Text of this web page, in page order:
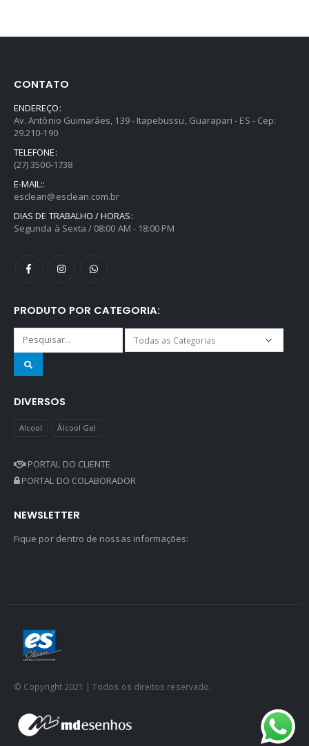
CONTATO
ENDEREÇO:
Av. Antônio Guimarães, 139 - Itapebussu, Guarapari - ES - Cep:
29.210-190
TELEFONE:
(27) 3500-1738
E-MAIL::
esclean@esclean.com.br
DIAS DE TRABALHO / HORAS:
Segunda à Sexta / 08:00 AM - 18:00 PM
PRODUTO POR CATEGORIA:
DIVERSOS
Alcool Álcool Gel
PORTAL DO CLIENTE
PORTAL DO COLABORADOR
NEWSLETTER
Fique por dentro de nossas informações:
© Copyright 2021 | Todos os direitos reservado.